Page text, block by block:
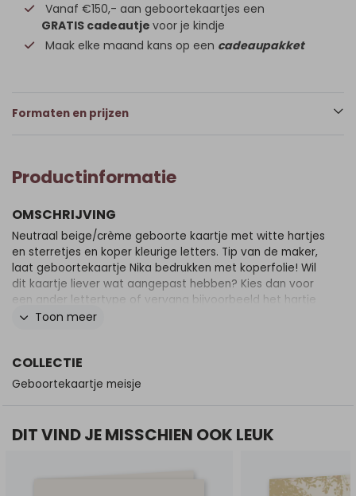
Vanaf €150,- aan geboortekaartjes een
GRATIS cadeautje voor je kindje
Maak elke maand kans op een cadeaupakket
Formaten en prijzen
Productinformatie
OMSCHRIJVING
Neutraal beige/crème geboorte kaartje met witte hartjes
en sterretjes en koper kleurige letters. Tip van de maker,
laat geboortekaartje Nika bedrukken met koperfolie! Wil
dit kaartje liever wat aangepast hebben? Kies dan voor
een ander lettertype of vervang bijvoorbeeld het hartje
voor een ander element of pas de achtergrondkleur aan.
Toon meer
COLLECTIE
Geboortekaartje meisje
DIT VIND JE MISSCHIEN OOK LEUK